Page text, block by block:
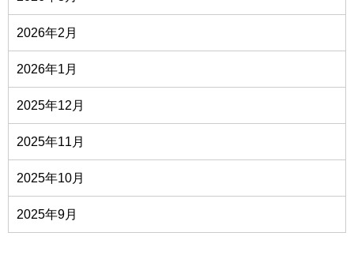
2026年2月
2026年1月
2025年12月
2025年11月
2025年10月
2025年9月